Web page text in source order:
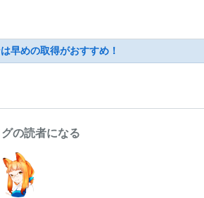
早めの取得がおすすめ！
の読者になる